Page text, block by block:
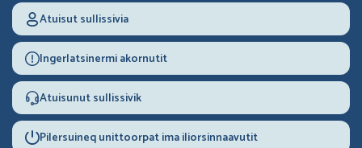
Atuisut sullissivia
Ingerlatsinermi akornutit
Atuisunut sullissivik
Pilersuineq unittoorpat ima iliorsinnaavutit